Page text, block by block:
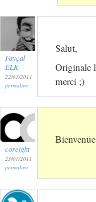
Fayçal
ELK
22/07/2011
permalien
Salut,
Originale
merci ;)
coreight
23/07/2011
permalien